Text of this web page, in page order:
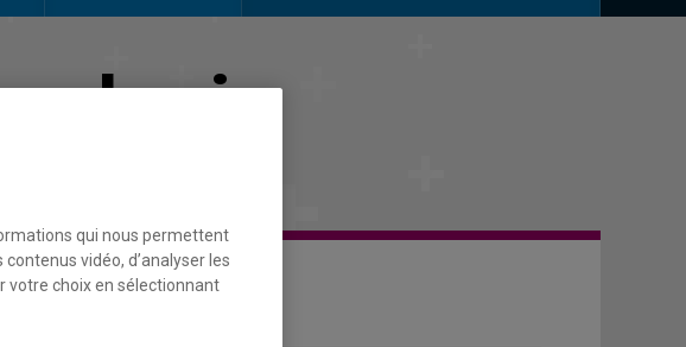
qui nous permettent
vidéo, d’analyser les
votre choix en sélectionnant